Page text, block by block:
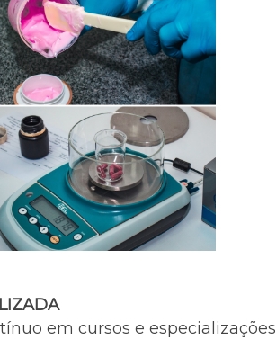
em cursos e especializações